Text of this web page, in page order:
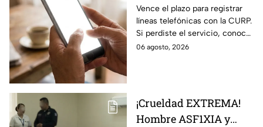
vincularla con tu
CURP? Pasos para
recuperarla
Vence el plazo para registrar
líneas telefónicas con la CURP.
Si perdiste el servicio, conoce
cómo recuperarlo antes de
06 agosto, 2026
¡Crueldad EXTREMA!
Hombre ASF1XIA y